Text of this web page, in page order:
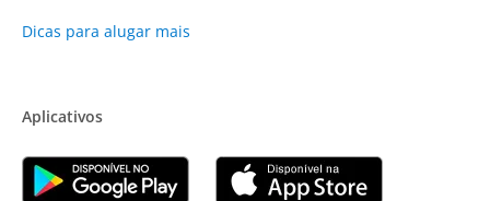
Dicas para alugar mais
Aplicativos